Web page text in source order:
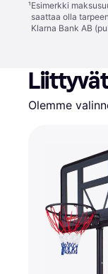
¹Esimerkki
saattaa olla
Klarna Bank AB
Olemme